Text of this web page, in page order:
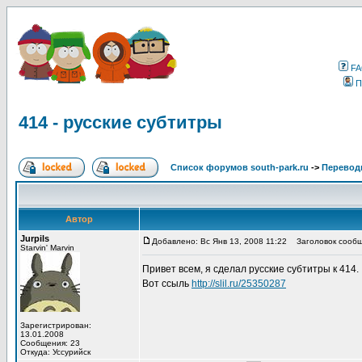
414 - русские субтитры
Список форумов south-park.ru ->
Автор
Jurpils
Starvin' Marvin
Зарегистрирован:
13.01.2008
Сообщения: 23
Откуда: Уссурийск
Добавлено: Вс Янв 13, 2008 11:22 Заголовок
Привет всем, я сделал русские субтитры к 414.
Вот ссыль http://slil.ru/25350287